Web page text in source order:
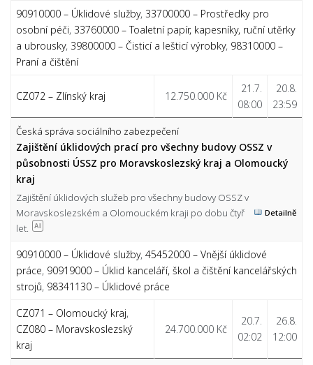
90910000 – Úklidové služby, 33700000 – Prostředky pro
osobní péči, 33760000 – Toaletní papír, kapesníky, ruční utěrky
a ubrousky, 39800000 – Čisticí a lešticí výrobky, 98310000 –
Praní a čištění
CZ072 – Zlínský kraj 12.750.000 Kč
21.7.
08:00
20.8.
23:59
Česká správa sociálního zabezpečení
Zajištění úklidových prací pro všechny budovy OSSZ v
působnosti ÚSSZ pro Moravskoslezský kraj a Olomoucký
kraj
Zajištění úklidových služeb pro všechny budovy OSSZ v
Moravskoslezském a Olomouckém kraji po dobu čtyř
let.
AI
Detailně
90910000 – Úklidové služby, 45452000 – Vnější úklidové
práce, 90919000 – Úklid kanceláří, škol a čištění kancelářských
strojů, 98341130 – Úklidové práce
CZ071 – Olomoucký kraj,
CZ080 – Moravskoslezský
kraj
24.700.000 Kč
20.7.
02:02
26.8.
12:00